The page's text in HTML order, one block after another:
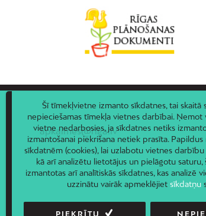
apkaimes@riga.lv
Šī tīmekļvietne izmanto sīkdatnes, tai skaitā
nepieciešamas tīmekļa vietnes darbībai. Ņemot
vietne nedarbosies, ja sīkdatnes netiks
izmantošanai piekrišana netiek prasīta. Papildus
sīkdatnēm (cookies), lai uzlabotu vietnes
kā arī analizētu lietotājus un pielāgotu saturu,
izmantotas arī analītiskās sīkdatnes, kas analizē
uzzinātu vairāk apmeklējietsīkdatņu
PIEKRĪTU